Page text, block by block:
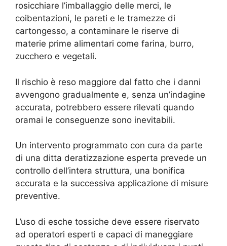
rosicchiare l’imballaggio delle merci, le
coibentazioni, le pareti e le tramezze di
cartongesso, a contaminare le riserve di
materie prime alimentari come farina, burro,
zucchero e vegetali.
Il rischio è reso maggiore dal fatto che i danni
avvengono gradualmente e, senza un’indagine
accurata, potrebbero essere rilevati quando
oramai le conseguenze sono inevitabili.
Un intervento programmato con cura da parte
di una ditta deratizzazione esperta prevede un
controllo dell’intera struttura, una bonifica
accurata e la successiva applicazione di misure
preventive.
L’uso di esche tossiche deve essere riservato
ad operatori esperti e capaci di maneggiare